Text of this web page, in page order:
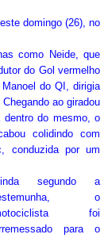
domingo (26), no
como Neide, que
do Gol vermelho
do QI, dirigia
ao giradou
do mesmo, o
colidindo com
conduzida por um
segundo a
o
foi
para o